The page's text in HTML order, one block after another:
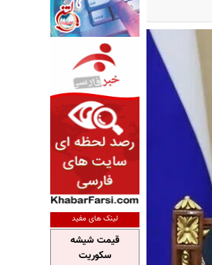
لینک های مفید
قیمت شیشه
سکوریت